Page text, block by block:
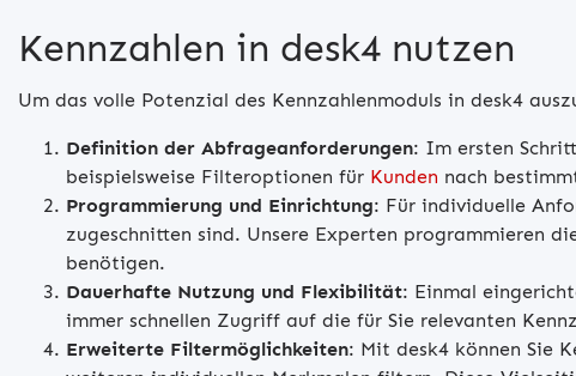
Kennzahlen in desk4 nutzen
Um das volle Potenzial des Kennzahlenmoduls in desk4
Definition der Abfrageanforderungen: Im ersten
beispielsweise Filteroptionen für Kunden nach
Programmierung und Einrichtung: Für individuelle
zugeschnitten sind. Unsere Experten programmieren
benötigen.
Dauerhafte Nutzung und Flexibilität: Einmal
immer schnellen Zugriff auf die für Sie relevanten
Erweiterte Filtermöglichkeiten: Mit desk4 können Sie